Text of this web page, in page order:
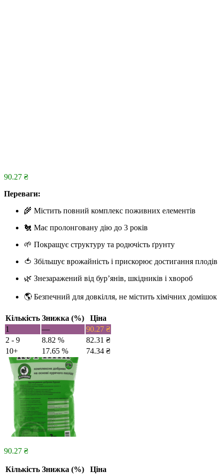
90.27 ₴
Переваги:
🌾 Містить повний комплекс поживних елементів
🐔 Має пролонговану дію до 3 років
🌱 Покращує структуру та родючість ґрунту
🍅 Збільшує врожайність і прискорює достигання плодів
🌿 Знезаражений від бур’янів, шкідників і хвороб
🌎 Безпечний для довкілля, не містить хімічних домішок
Кількість Знижка (%)
Ціна
1
— 90.27 ₴
2 - 9
8.82 % 82.31 ₴
10+
17.65 % 74.34 ₴
90.27 ₴
Кількість Знижка (%)
Ціна